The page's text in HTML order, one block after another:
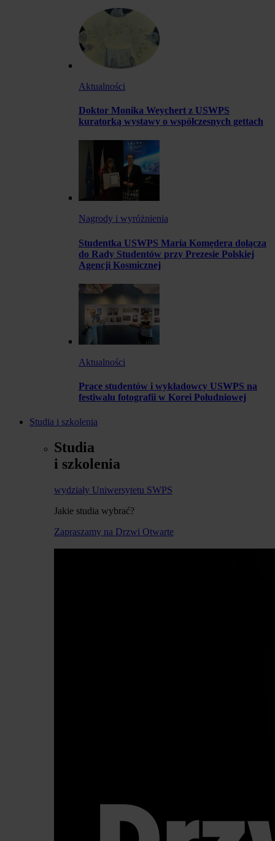
Aktualności
Doktor Monika Weychert z USWPS
kuratorką wystawy o współczesnych gettach
Nagrody i wyróżnienia
Studentka USWPS Maria Komędera dołącza
do Rady Studentów przy Prezesie Polskiej
Agencji Kosmicznej
Aktualności
Prace studentów i wykładowcy USWPS na
festiwalu fotografii w Korei Południowej
Studia i szkolenia
Studia
i szkolenia
wydziały Uniwersytetu SWPS
Jakie studia wybrać?
Zapraszamy na Drzwi Otwarte